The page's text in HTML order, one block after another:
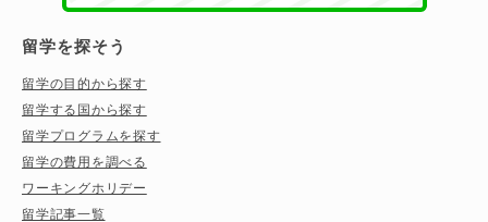
留学を探そう
留学の目的から探す
留学する国から探す
留学プログラムを探す
留学の費用を調べる
ワーキングホリデー
留学記事一覧